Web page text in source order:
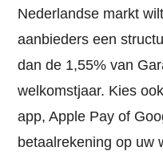
Nederlandse markt
aanbieders een
dan de 1,55% van
welkomstjaar. Kies
app, Apple Pay of
betaalrekening op uw